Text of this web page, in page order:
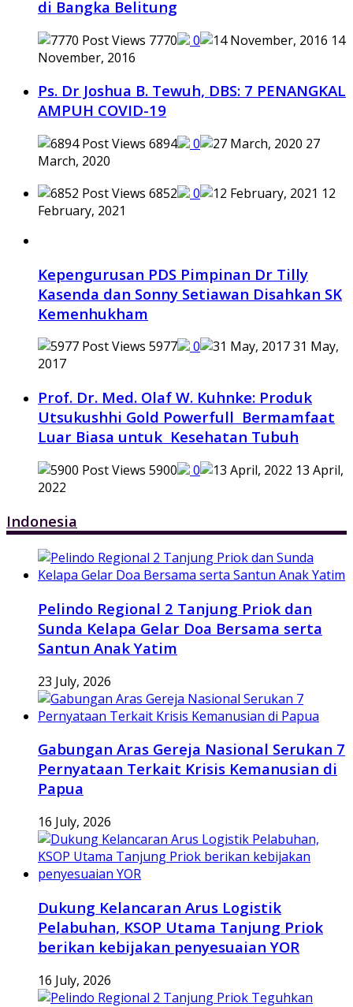
di Bangka Belitung
7770 0
14
November, 2016
Ps. Dr Joshua B. Tewuh, DBS: 7 PENANGKAL
AMPUH COVID-19
6894 0
27
March, 2020
6852
0
12
February, 2021
Kepengurusan PDS Pimpinan Dr Tilly
Kasenda dan Sonny Setiawan Disahkan SK
Kemenhukham
5977 0
31 May,
2017
Prof. Dr. Med. Olaf W. Kuhnke: Produk
Utsukushhi Gold Powerfull Bermamfaat
Luar Biasa untuk Kesehatan Tubuh
5900 0
13 April,
2022
Indonesia
Pelindo Regional 2 Tanjung Priok dan
Sunda Kelapa Gelar Doa Bersama serta
Santun Anak Yatim
23 July, 2026
Gabungan Aras Gereja Nasional Serukan 7
Pernyataan Terkait Krisis Kemanusian di
Papua
16 July, 2026
Dukung Kelancaran Arus Logistik
Pelabuhan, KSOP Utama Tanjung Priok
berikan kebijakan penyesuaian YOR
16 July, 2026